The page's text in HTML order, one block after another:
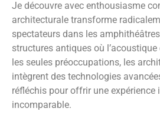
Je découvre avec enthousiasme
architecturale transforme
spectateurs dans les
structures antiques où
les seules préoccupations, les
intègrent des technologies
réfléchis pour offrir une expérience
incomparable.